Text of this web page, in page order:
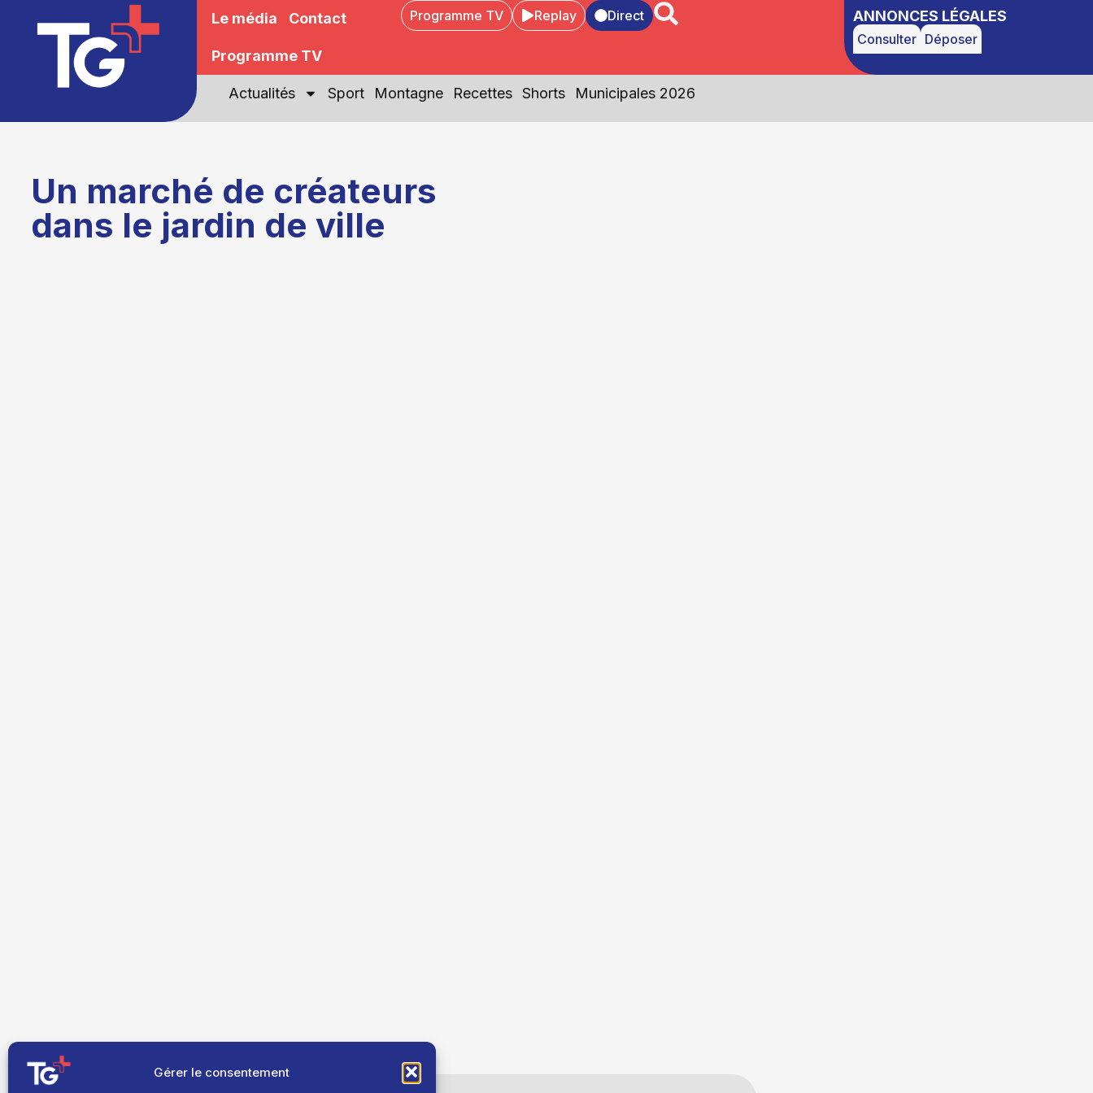
Gérer le consentement
Le média Contact
Programme TV
Programme TV Replay Direct ANNONCES LÉGALES
Consulter Déposer
Actualités Sport Montagne Recettes Shorts Municipales 2026
Un marché de créateurs
dans le jardin de ville